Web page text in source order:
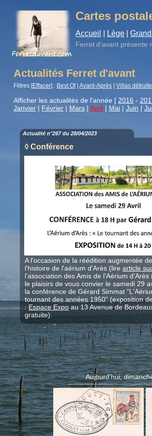
Cartes
Accueil Lège
Ferret d'avant présente
Actualités Ferret d'avant
Filtres [Effacer] : Best Of| Avant-Après Villas
Afficher les actualités de l'année [ 2016 -
Janvier | Février | Mars | Avril | Mai | Juin |
Actualité n°267 du 28/04/2023
◊ Conférence
A l'occasion de la réédition augmentée
l'histoire de l'aérium d'Arès (lirearticle
l'association des Amis de l'Aérium d'Arès
le plaisirs de vous convier le samedi 29
la conférence de Gérard Simmat
tournant des années 1950" (exposition
:Espace Expo au 13 Avenue de
gratuite).
Aujourd'hui,